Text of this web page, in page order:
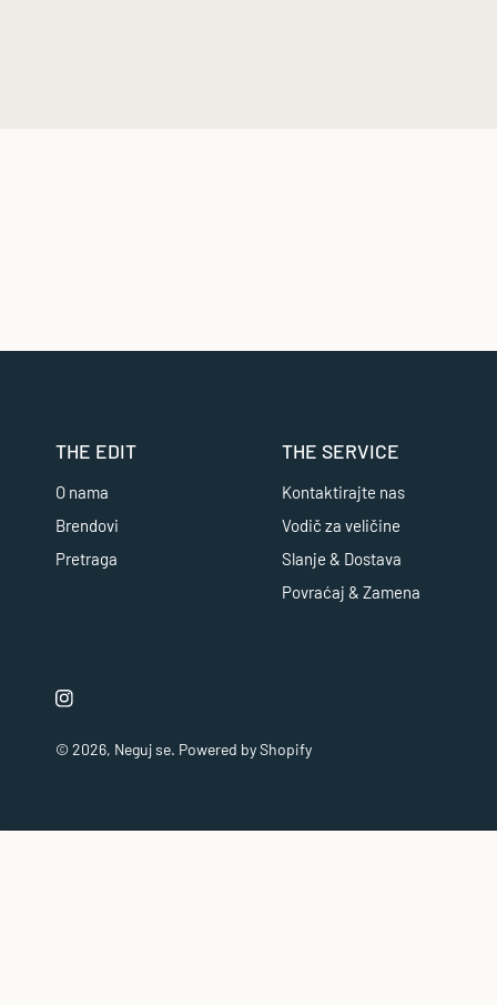
THE EDIT
O nama
Brendovi
Pretraga
THE SERVICE
Kontaktirajte nas
Vodič za veličine
Slanje & Dostava
Povraćaj & Zamena
© 2026, Neguj se. Powered by Shopify